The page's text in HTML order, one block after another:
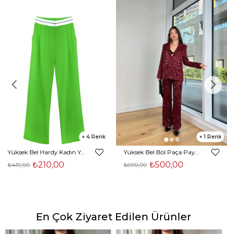
4
Yüksek Bel Hardy Kadın Yeşil Palazzo Pantolon 23K000407
₺210,00
₺419,99
1
₺500,00
₺999,99
En Çok Ziyaret Edilen Ürünler